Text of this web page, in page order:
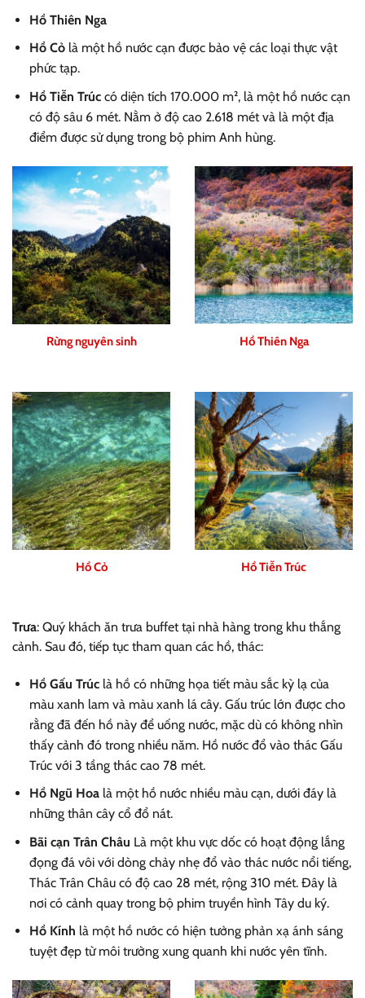
Hồ Thiên Nga
Hồ Cỏlà một hồ nước cạn được bảo vệ các loại thực vật
phức tạp.
Hồ Tiễn Trúccó diện tích 170.000 m², là một hồ nước cạn
có độ sâu 6 mét. Nằm ở độ cao 2.618 mét và là một địa
điểm được sử dụng trong bộ phim Anh hùng.
Rừng nguyên sinh Hồ Thiên Nga
Hồ Cỏ Hồ Tiễn Trúc
Trưa: Quý khách ăn trưa buffet tại nhà hàng trong khu thắng
cảnh. Sau đó, tiếp tục tham quan các hồ, thác:
Hồ Gấu Trúclà hồ có những họa tiết màu sắc kỳ lạ của
màu xanh lam và màu xanh lá cây. Gấu trúc lớn được cho
rằng đã đến hồ này để uống nước, mặc dù có không nhìn
thấy cảnh đó trong nhiều năm. Hồ nước đổ vào thác Gấu
Trúc với 3 tầng thác cao 78 mét.
Hồ Ngũ Hoalà một hồ nước nhiều màu cạn, dưới đáy là
những thân cây cổ đổ nát.
Bãi cạn Trân Châu Là một khu vực dốc có hoạt động lắng
đọng đá vôi với dòng chảy nhẹ đổ vào thác nước nổi tiếng,
Thác Trân Châu có độ cao 28 mét, rộng 310 mét. Đây là
nơi có cảnh quay trong bộ phim truyền hình Tây du ký.
Hồ Kính là một hồ nước có hiện tưởng phản xạ ánh sáng
tuyệt đẹp từ môi trường xung quanh khi nước yên tĩnh.